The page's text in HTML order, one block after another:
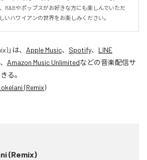
R&Bやポップスがお好きな方にも楽しんでいただ
いハワイアンの世界をお楽しみください。
」は、 Apple Music、 Spotify、 LINE
、 Amazon Music Unlimitedなどの音楽配信サ
る。
(Remix)
(Remix)